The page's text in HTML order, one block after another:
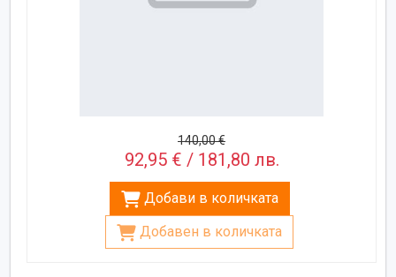
140,00 €
92,95 € / 181,80 лв.
Добави в количката
Добавен в количката